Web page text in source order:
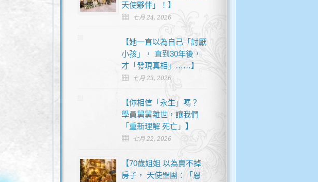
天使夥伴」！】
七月 24, 2026
【她一直以為自己「討厭
小孩」， 直到30年後，
才「發現真相」……】
七月 23, 2026
【你相信「永生」嗎？
學員舅舅離世，讓我們
「重新理解 死亡」】
七月 22, 2026
【70歲姐姐 以為賣不掉
房子， 天使聖團：「恩